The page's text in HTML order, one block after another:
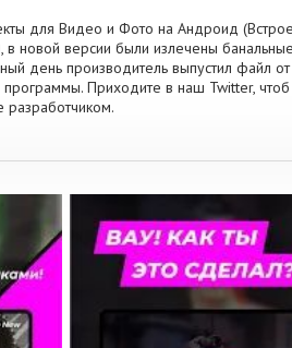
для Видео и Фото на Андроид
новой версии были излечены
день производитель выпустил файл
Приходите в наш Twitter, чтоб